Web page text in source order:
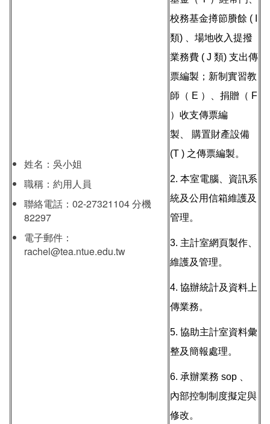
姓名：吳小姐
職稱：約用人員
聯絡電話：02-27321104 分機
82297
電子郵件：
rachel@tea.ntue.edu.tw
校務基金撙節賸餘 ( I
類) 、場地收入提撥
業務費 ( J 類) 支出傳
票編製；新制實習教
師（ E ）、捐贈（ F
）收支傳票編
製、 購置財產設備
(T ) 之傳票編製。
2. 本室電腦、資訊系
統及公用信箱維護及
管理。
3. 主計室網頁製作、
維護及管理。
4. 協辦統計及資料上
傳業務。
5. 協助主計室資料彙
整及簡報處理。
6. 承辦業務 sop 、
內部控制制度擬定與
修改。